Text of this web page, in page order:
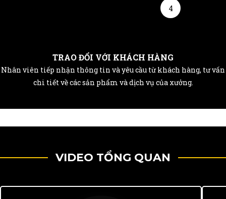
4
TRAO ĐỔI VỚI KHÁCH HÀNG
Nhân viên tiếp nhận thông tin và yêu cầu từ khách hàng, tư vấn
chi tiết về các sản phẩm và dịch vụ của xưởng.
VIDEO TỔNG QUAN